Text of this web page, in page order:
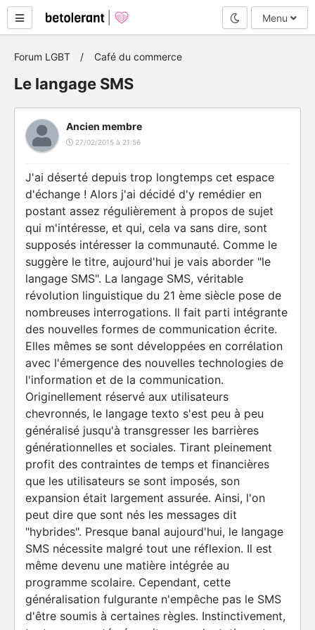
Mode nuit
Menu
Forum LGBT Café du commerce
Le langage SMS
Ancien membre
27/02/2015 à 21:56
J'ai déserté depuis trop longtemps cet espace
d'échange ! Alors j'ai décidé d'y remédier en
postant assez régulièrement à propos de sujet
qui m'intéresse, et qui, cela va sans dire, sont
supposés intéresser la communauté. Comme le
suggère le titre, aujourd'hui je vais aborder "le
langage SMS". La langage SMS, véritable
révolution linguistique du 21 ème siècle pose de
nombreuses interrogations. Il fait parti intégrante
des nouvelles formes de communication écrite.
Elles mêmes se sont développées en corrélation
avec l'émergence des nouvelles technologies de
l'information et de la communication.
Originellement réservé aux utilisateurs
chevronnés, le langage texto s'est peu à peu
généralisé jusqu'à transgresser les barrières
générationnelles et sociales. Tirant pleinement
profit des contraintes de temps et financières
que les utilisateurs se sont imposés, son
expansion était largement assurée. Ainsi, l'on
peut dire que sont nés les messages dit
"hybrides". Presque banal aujourd'hui, le langage
SMS nécessite malgré tout une réflexion. Il est
même devenu une matière intégrée au
programme scolaire. Cependant, cette
généralisation fulgurante n'empêche pas le SMS
d'être soumis à certaines règles. Instinctivement,